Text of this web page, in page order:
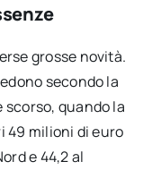
grosse novità.
secondo la
quando la
49 milioni di euro
e 44,2 al